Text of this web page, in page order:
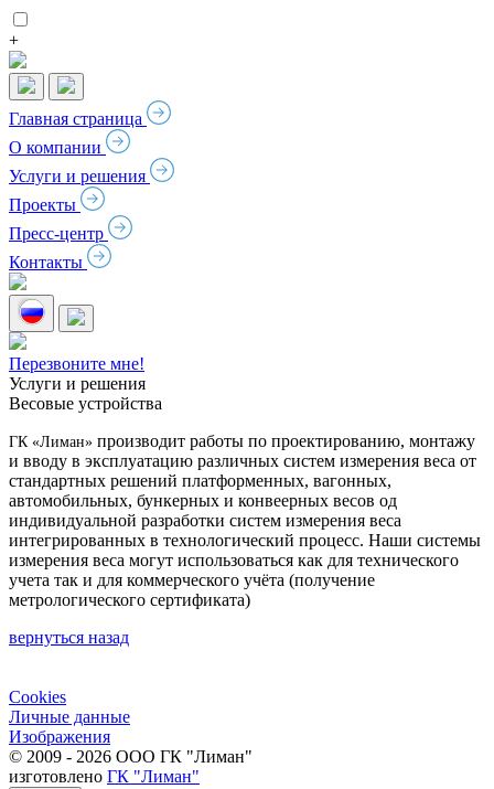
+
Главная страница
О компании
Услуги и решения
Проекты
Пресс-центр
Контакты
Перезвоните мне!
Услуги и решения
Весовые устройства
ГК «Лиман» производит работы по проектированию, монтажу
и вводу в эксплуатацию различных систем измерения веса от
стандартных решений платформенных, вагонных,
автомобильных, бункерных и конвеерных весов од
индивидуальной разработки систем измерения веса
интегрированных в технологический процесс. Наши системы
измерения веса могут использоваться как для технического
учета так и для коммерческого учёта (получение
метрологического сертификата)
вернуться назад
Cookies
Личные данные
Изображения
© 2009 - 2026 ООО ГК "Лиман"
изготовлено ГК "Лиман"